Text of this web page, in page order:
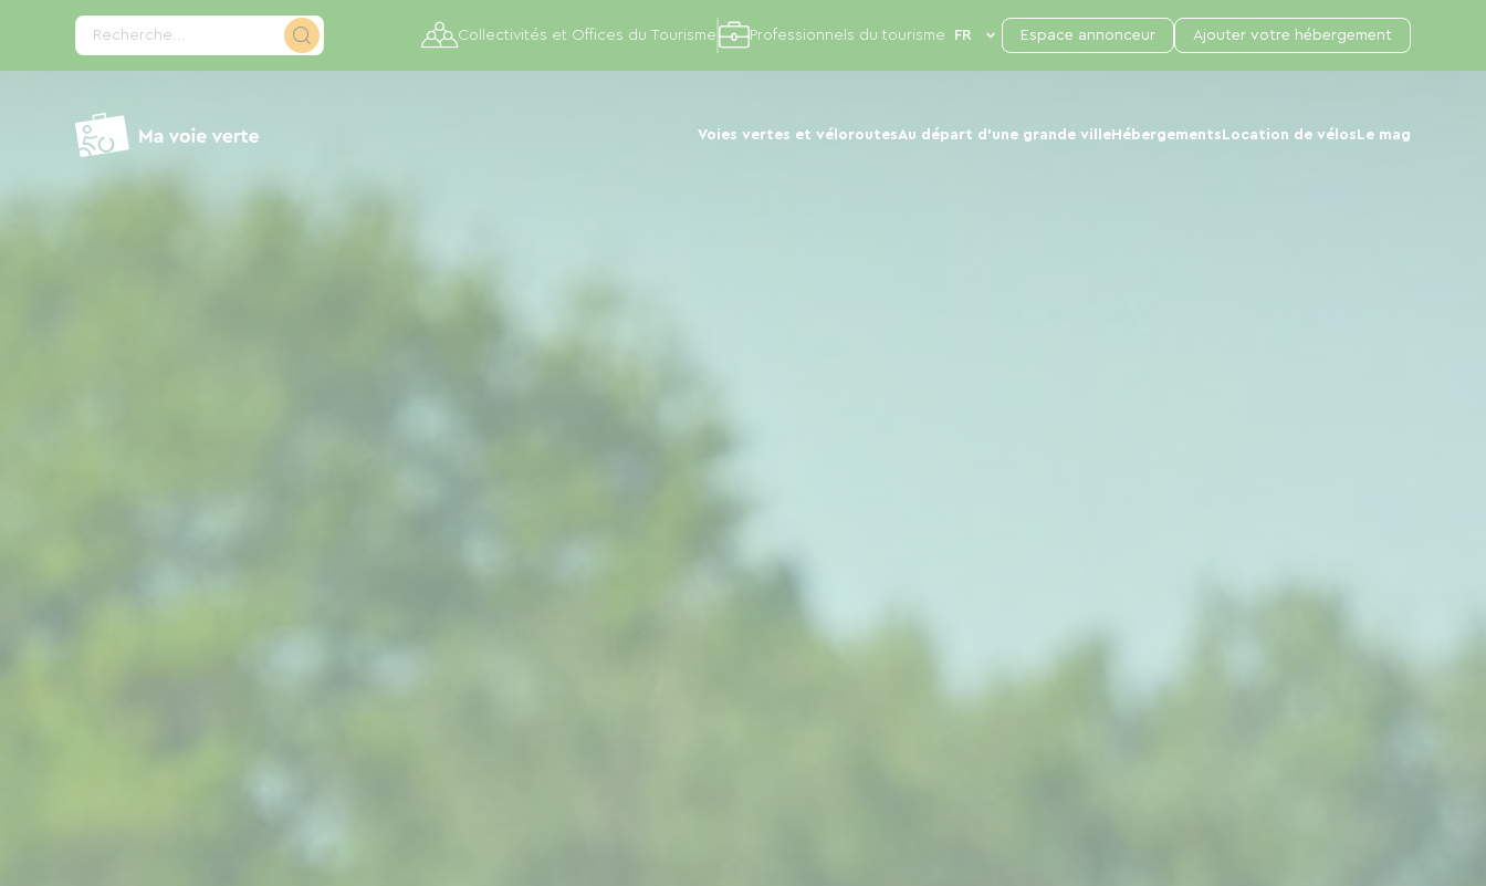
Recherche...
Voies vertes et véloroutesAu départ d'une grande ville Hébergements Location de vélos Le mag
Collectivités et Offices du Tourisme Professionnels du tourisme Espace annonceur Ajouter votre hébergement
Panneau de gestion des cookies